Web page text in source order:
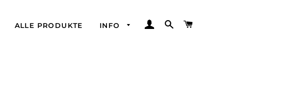
ALLE PRODUKTE INFO EINLOGGEN
SUCHE